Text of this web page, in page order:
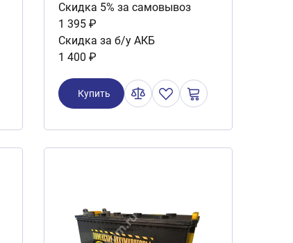
Скидка 5% за самовывоз
1 395 ₽
Скидка за б/у АКБ
1 400 ₽
Купить